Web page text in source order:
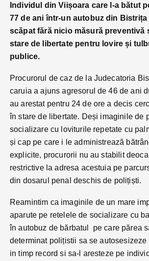
Individul din Viișoara care l-a bătut
77 de ani într-un autobuz din Bistrița
scăpat fără nicio măsură preventivă
stare de libertate pentru lovire și
publice.
Procurorul de caz de la Judecatoria
caruia a ajuns agresorul de 46 de ani
au arestat pentru 24 de ore a decis
în stare de libertate. Deși imaginile de
socializare cu loviturile repetate cu
și cap pe care i le administrează
explicite, procurorii nu au stabilit
restrictive la adresa acestuia pe
din dosarul penal deschis de polițiști.
Reamintim ca imaginile de un mare
aparute pe retelele de socializare cu
în autobuz de bărbatul pe care părea
determinat polițistii sa se
in timp record si sa-l aresteze pe